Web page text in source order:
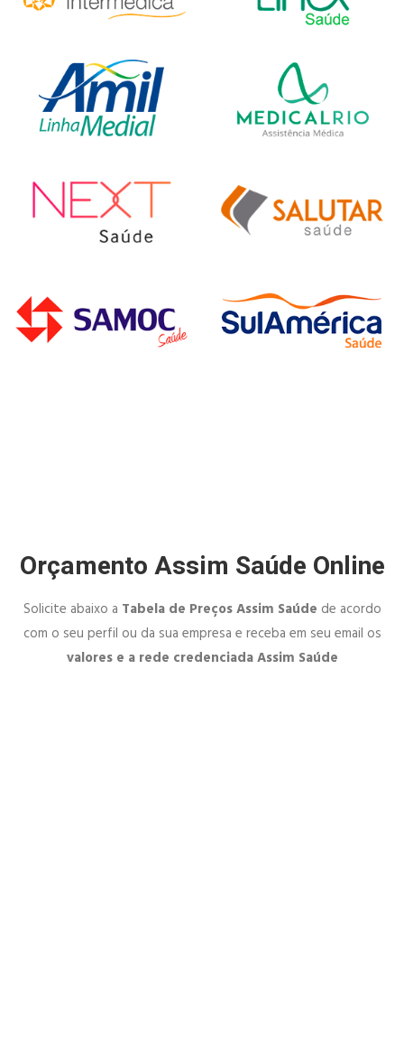
Orçamento Assim Saúde Online
Solicite abaixo a Tabela de Preços Assim Saúde de acordo
com o seu perfil ou da sua empresa e receba em seu email os
valores e a rede credenciada Assim Saúde